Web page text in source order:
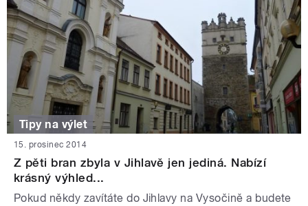
Tipy na výlet
15. prosinec 2014
Z pěti bran zbyla v Jihlavě jen jediná. Nabízí
krásný výhled...
Pokud někdy zavítáte do Jihlavy na Vysočině a budete